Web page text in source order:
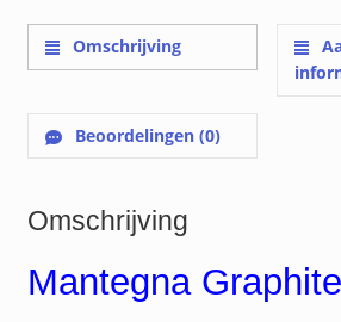
Omschrijving
Beoordelingen (0)
Omschrijving
Mantegna